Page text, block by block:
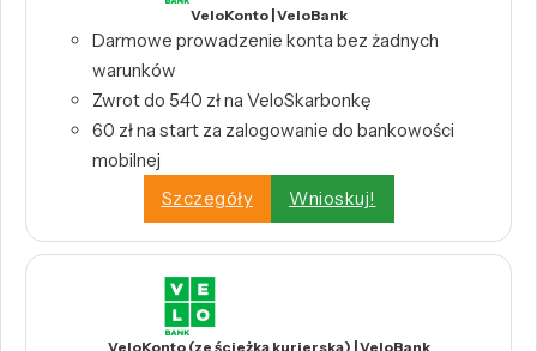
VeloKonto | VeloBank
Darmowe prowadzenie konta bez żadnych
warunków
Zwrot do 540 zł na VeloSkarbonkę
60 zł na start za zalogowanie do bankowości
mobilnej
Szczegóły
Wnioskuj!
VeloKonto (ze ścieżką kurierską) | VeloBank